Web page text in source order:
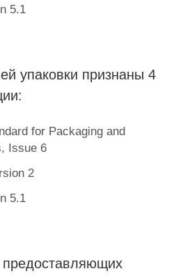
5.1
упаковки признаны 4
for Packaging and
Issue 6
2
5.1